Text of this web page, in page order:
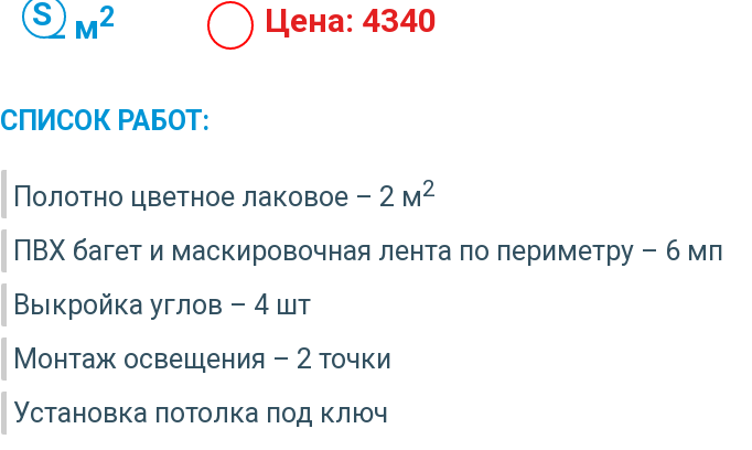
2 м2 Цена: 4340
СПИСОК РАБОТ:
Полотно цветное лаковое – 2 м2
ПВХ багет и маскировочная лента по периметру – 6 мп
Выкройка углов – 4 шт
Монтаж освещения – 2 точки
Установка потолка под ключ